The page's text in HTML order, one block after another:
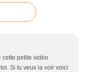
cette petite vidéo
Si tu veux la voir voici